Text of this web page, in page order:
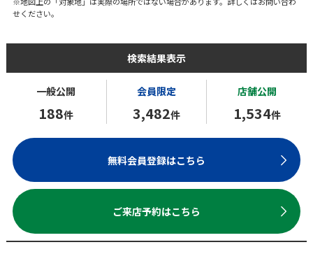
せください。
検索結果表示
一般公開
188件
会員限定
3,482件
店舗公開
1,534件
無料会員登録はこちら
ご来店予約はこちら